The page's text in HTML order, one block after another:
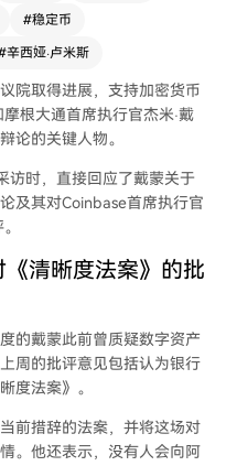
院农业委员会制定的商品
案提交全院审议。她表示
完成最终立法包裹的整合
#稳定币
辛西娅·卢米斯
院取得进展，支持加密货币
根大通首席执行官杰米·戴
论的关键人物。
访时，直接回应了戴蒙关于
及其对Coinbase首席执行官
清晰度法案》的批
的戴蒙此前曾质疑数字资产
周的批评意见包括认为银行
度法案》。
前措辞的法案，并将这场对
。他还表示，没有人会向阿